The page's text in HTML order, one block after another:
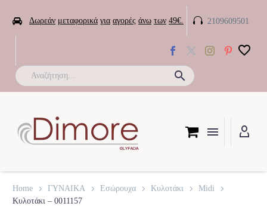
 Δωρεάν μεταφορικά για αγορές άνω των 49€. 
 2109609501
Home ΓΥΝΑΙΚΑ Εσώρουχα Κυλοτάκι
Midi
Κυλοτάκι – 0011157